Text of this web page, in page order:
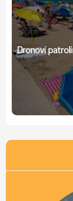
Dronovi